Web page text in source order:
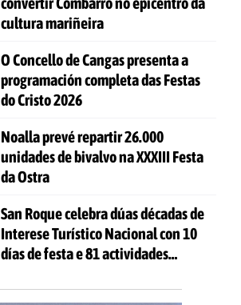
cultura mariñeira
O Concello de Cangas presenta a
programación completa das Festas
do Cristo 2026
Noalla prevé repartir 26.000
unidades de bivalvo na XXXIII Festa
da Ostra
San Roque celebra dúas décadas de
Interese Turístico Nacional con 10
días de festa e 81 actividades